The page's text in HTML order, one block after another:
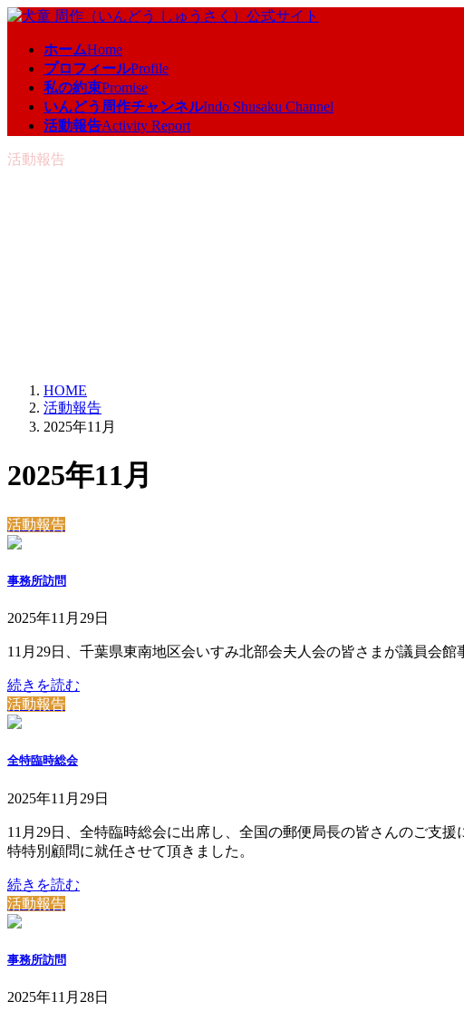
コ
ッ
ナ
移
ホームHome
プロフィールProfile
私の約束Promise
いんどう周作チャンネルIndo Shusaku Channel
活動報告Activity Report
活動報告
HOME
活動報告
2025年11月
2025年11月
活動報告
事務所訪問
2025年11月29日
11月29日、千葉県東南地区会いすみ北部会夫人会の皆さまが議員会館
続きを読む
活動報告
全特臨時総会
2025年11月29日
11月29日、全特臨時総会に出席し、全国の郵便局長の皆さんのご支
特特別顧問に就任させて頂きました。
続きを読む
活動報告
事務所訪問
2025年11月28日